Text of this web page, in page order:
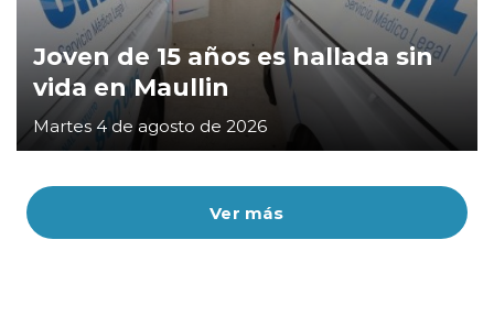
Ver más
Joven de 15 años es hallada sin
vida en Maullin
Martes 4 de agosto de 2026